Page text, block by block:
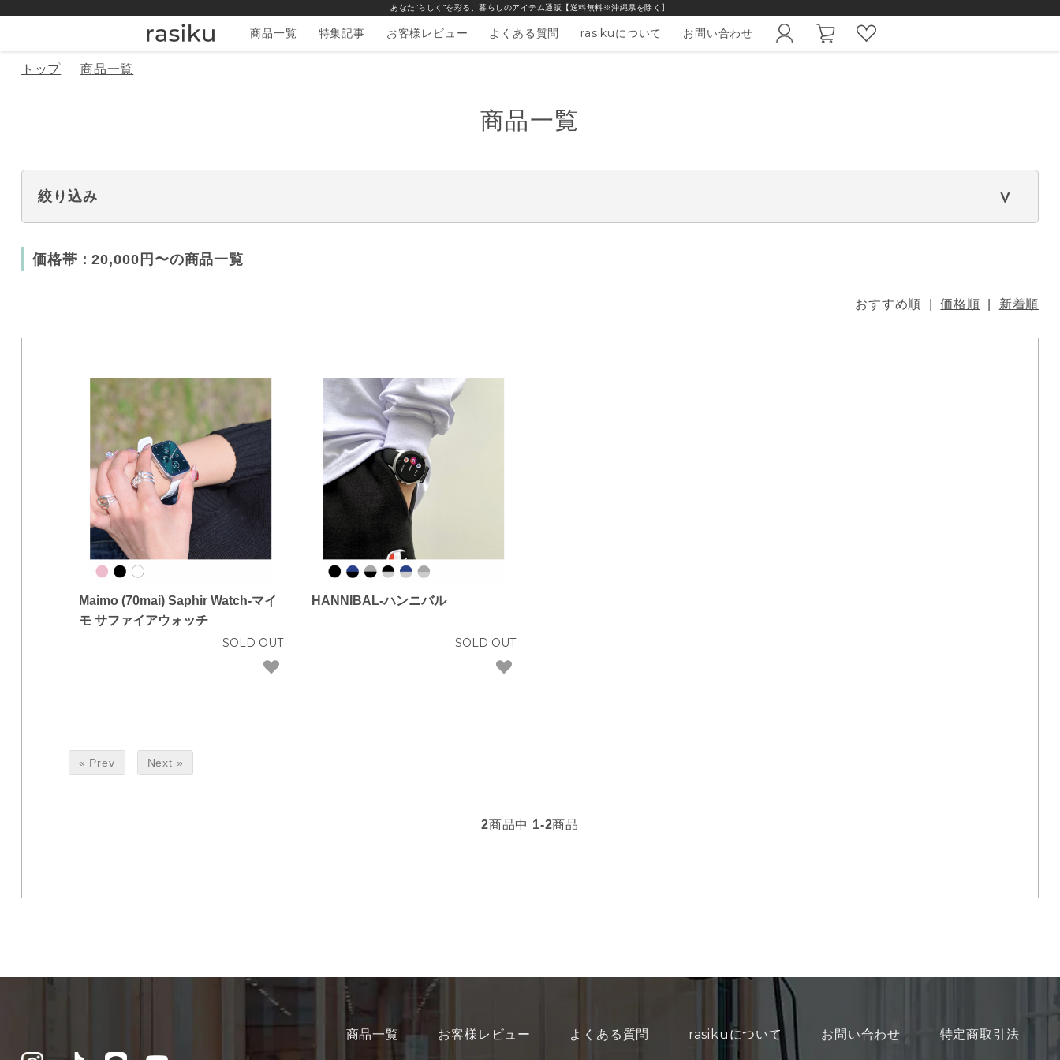
あなた“らしく”を彩る、暮らしのアイテム通販【送料無料※沖縄県を除く】
商品一覧 特集記事 お客様レビュー よくある質問 rasikuについて お問い合わせ
トップ 商品一覧
商品一覧
絞り込み
価格帯：20,000円〜の商品一覧
おすすめ順 |価格順 新着順
Maimo (70mai) Saphir Watch-マイ
モ サファイアウォッチ
SOLD OUT
HANNIBAL-ハンニバル
SOLD OUT
« Prev Next »
2商品中 1-2商品
商品一覧 お客様レビュー よくある質問 rasikuについて お問い合わせ 特定商取引法